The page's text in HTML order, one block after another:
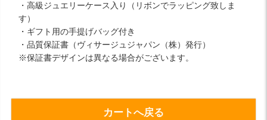
・高級ジュエリーケース入り（リボンでラッピング致しま
す）
・ギフト用の手提げバッグ付き
・品質保証書（ヴィサージュジャパン（株）発行）
※保証書デザインは異なる場合がございます。
カートへ戻る